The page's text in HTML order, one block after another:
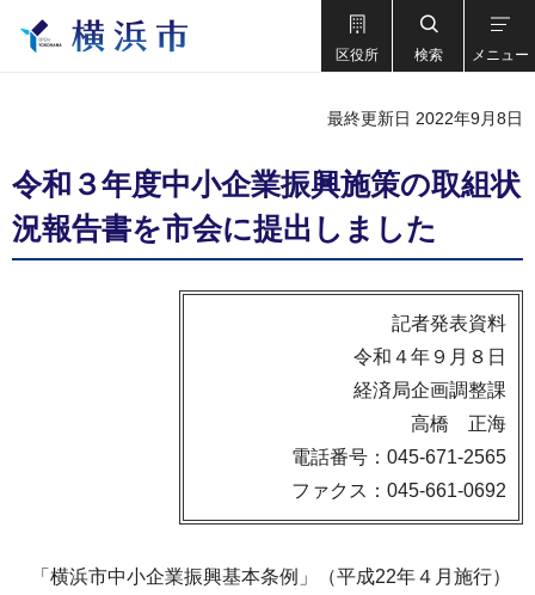
区役所 検索 メニュー
最終更新日 2022年9月8日
令和３年度中小企業振興施策の取組状
況報告書を市会に提出しました
記者発表資料
令和４年９月８日
経済局企画調整課
高橋 正海
電話番号：045-671-2565
ファクス：045-661-0692
「横浜市中小企業振興基本条例」（平成22年４月施行）